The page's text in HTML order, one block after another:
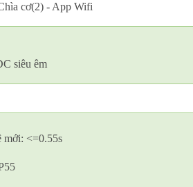
cơ(2) - App Wifi
siêu êm
mới: <=0.55s